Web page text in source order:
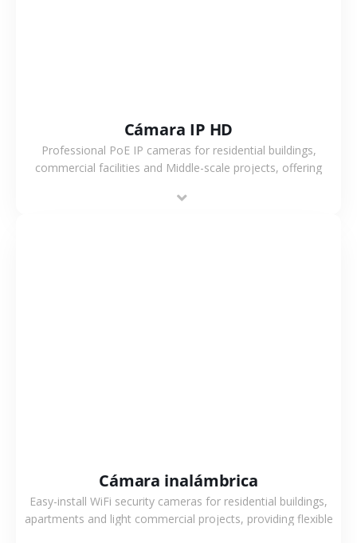
Cámara IP HD
Professional PoE IP cameras for residential buildings,
commercial facilities and Middle-scale projects, offering
support.
Cámara inalámbrica
Easy-install WiFi security cameras for residential buildings,
apartments and light commercial projects, providing flexible